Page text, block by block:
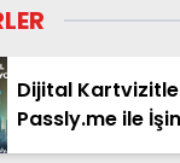
Dijital
Passly.me ile
Büyütün